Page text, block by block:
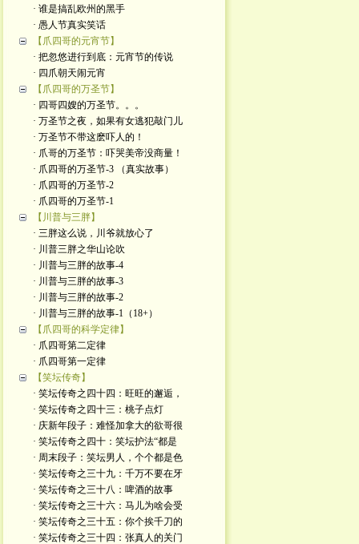
· 谁是搞乱欧州的黑手
· 愚人节真实笑话
【爪四哥的元宵节】
· 把忽悠进行到底：元宵节的传说
· 四爪朝天闹元宵
【爪四哥的万圣节】
· 四哥四嫂的万圣节。。。
· 万圣节之夜，如果有女逃犯敲门儿
· 万圣节不带这麽吓人的！
· 爪哥的万圣节：吓哭美帝没商量！
· 爪四哥的万圣节-3 （真实故事）
· 爪四哥的万圣节-2
· 爪四哥的万圣节-1
【川普与三胖】
· 三胖这么说，川爷就放心了
· 川普三胖之华山论吹
· 川普与三胖的故事-4
· 川普与三胖的故事-3
· 川普与三胖的故事-2
· 川普与三胖的故事-1（18+）
【爪四哥的科学定律】
· 爪四哥第二定律
· 爪四哥第一定律
【笑坛传奇】
· 笑坛传奇之四十四：旺旺的邂逅，
· 笑坛传奇之四十三：桃子点灯
· 庆新年段子：难怪加拿大的欲哥很
· 笑坛传奇之四十：笑坛护法“都是
· 周末段子：笑坛男人，个个都是色
· 笑坛传奇之三十九：千万不要在牙
· 笑坛传奇之三十八：啤酒的故事
· 笑坛传奇之三十六：马儿为啥会受
· 笑坛传奇之三十五：你个挨千刀的
· 笑坛传奇之三十四：张真人的关门